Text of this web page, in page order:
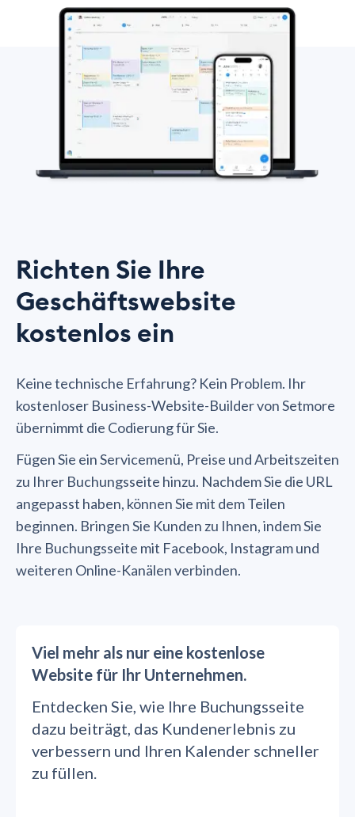
Richten Sie Ihre
Geschäftswebsite
kostenlos ein
Keine technische Erfahrung? Kein Problem. Ihr
kostenloser Business-Website-Builder von Setmore
übernimmt die Codierung für Sie.
Fügen Sie ein Servicemenü, Preise und Arbeitszeiten
zu Ihrer Buchungsseite hinzu. Nachdem Sie die URL
angepasst haben, können Sie mit dem Teilen
beginnen. Bringen Sie Kunden zu Ihnen, indem Sie
Ihre Buchungsseite mit Facebook, Instagram und
weiteren Online-Kanälen verbinden.
Viel mehr als nur eine kostenlose
Website für Ihr Unternehmen.
Entdecken Sie, wie Ihre Buchungsseite
dazu beiträgt, das Kundenerlebnis zu
verbessern und Ihren Kalender schneller
zu füllen.